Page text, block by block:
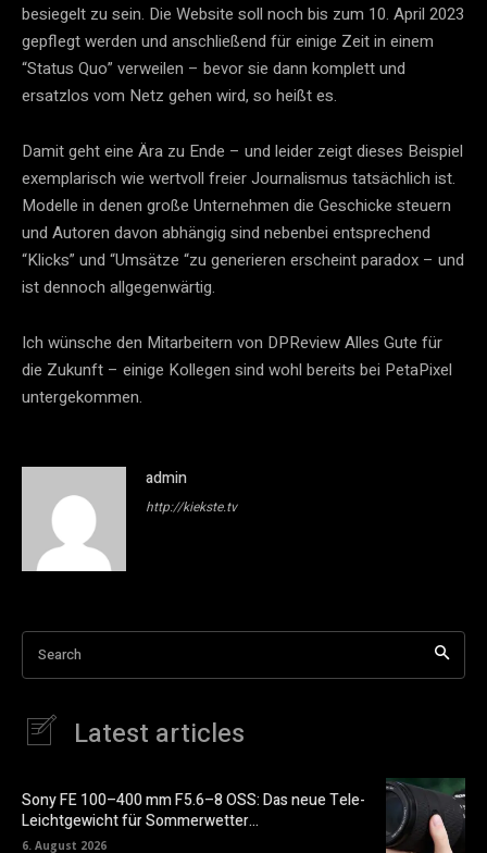
besiegelt zu sein. Die Website soll noch bis zum 10. April 2023
gepflegt werden und anschließend für einige Zeit in einem
“Status Quo” verweilen – bevor sie dann komplett und
ersatzlos vom Netz gehen wird, so heißt es.
Damit geht eine Ära zu Ende – und leider zeigt dieses Beispiel
exemplarisch wie wertvoll freier Journalismus tatsächlich ist.
Modelle in denen große Unternehmen die Geschicke steuern
und Autoren davon abhängig sind nebenbei entsprechend
“Klicks” und “Umsätze “zu generieren erscheint paradox – und
ist dennoch allgegenwärtig.
Ich wünsche den Mitarbeitern von DPReview Alles Gute für
die Zukunft – einige Kollegen sind wohl bereits bei PetaPixel
untergekommen.
admin
http://kiekste.tv
Search
Latest articles
Sony FE 100–400 mm F5.6–8 OSS: Das neue Tele-
Leichtgewicht für Sommerwetter…
6. August 2026